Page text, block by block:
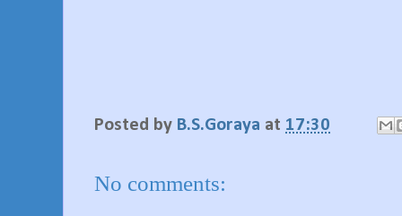
Posted by B.S.Goraya at 17:30
No comments: